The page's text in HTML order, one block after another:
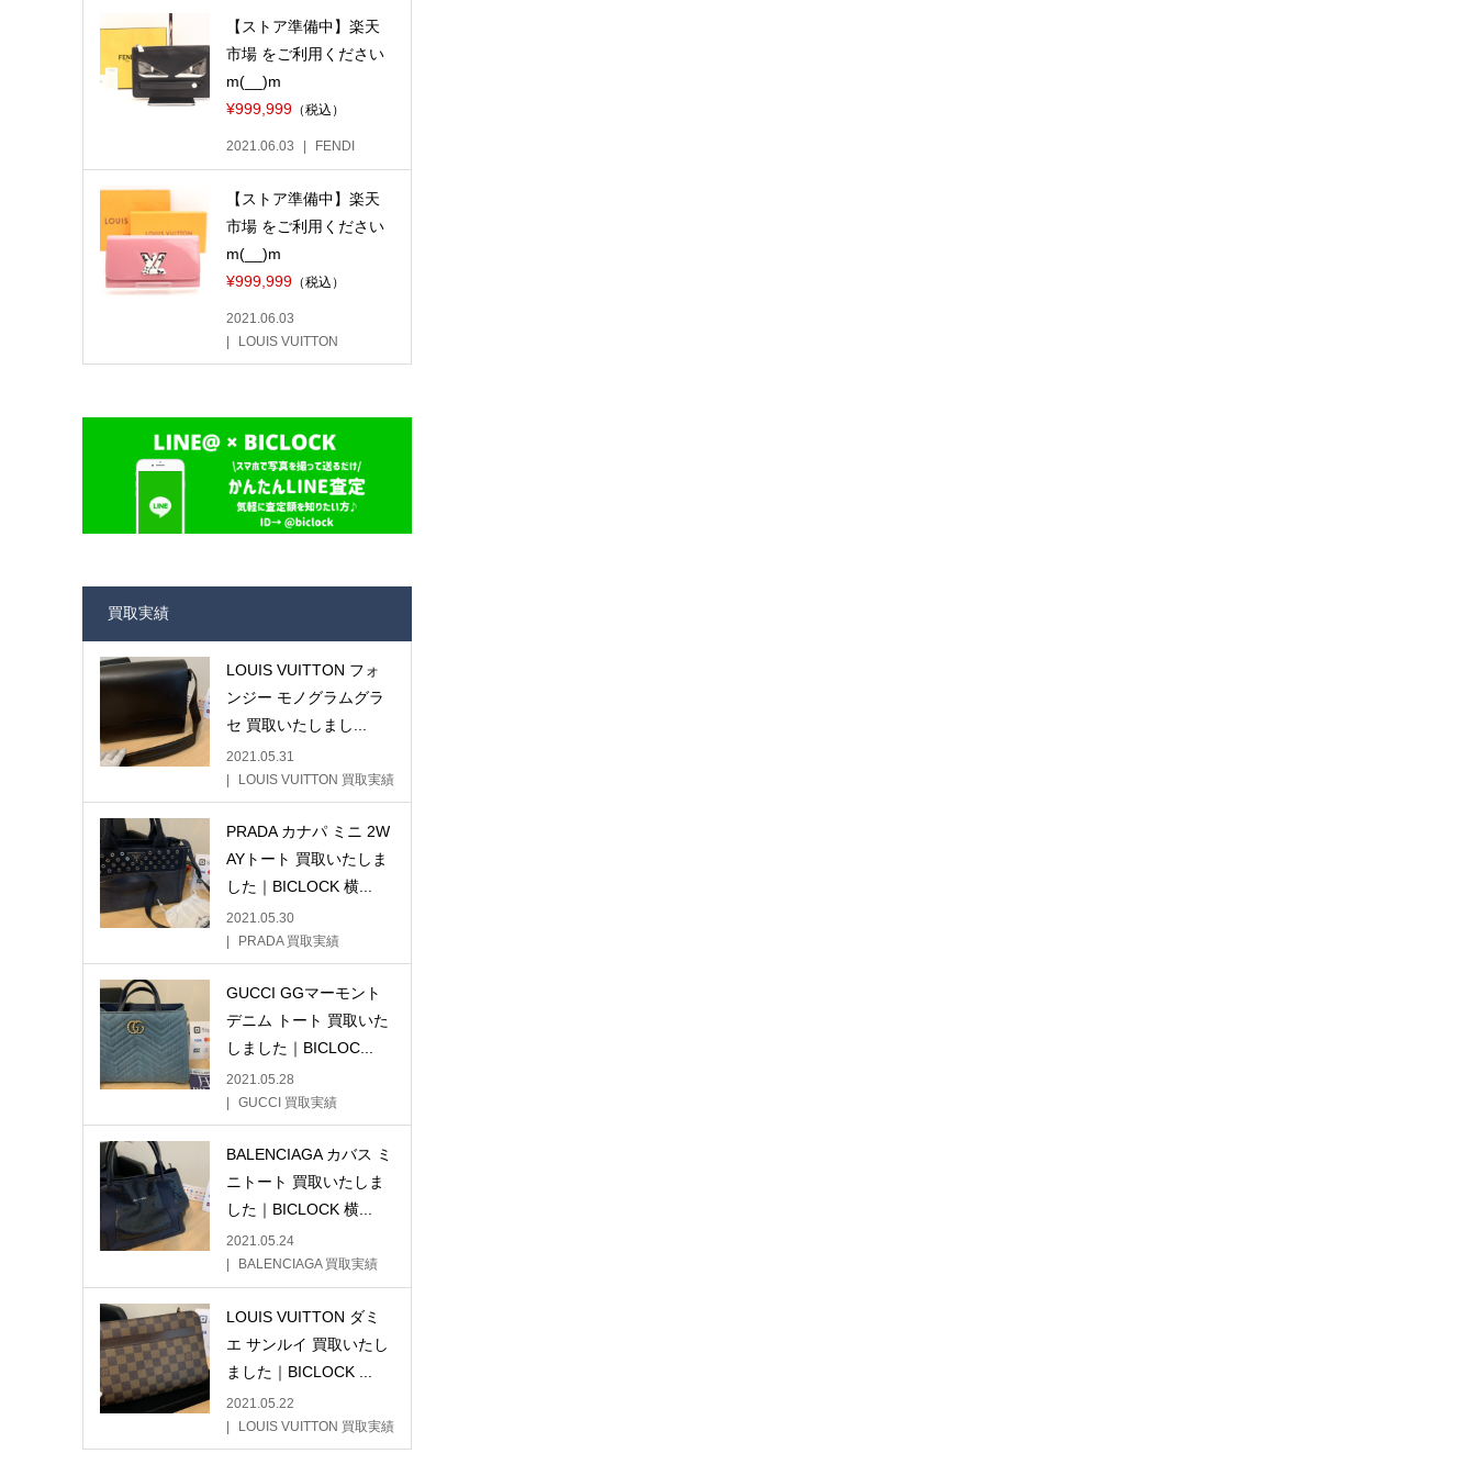
【ストア準備中】楽天
市場 をご利用ください
m(__)m
¥999,999（税込）
2021.06.03 FENDI
【ストア準備中】楽天
市場 をご利用ください
m(__)m
¥999,999（税込）
2021.06.03
LOUIS VUITTON
買取実績
LOUIS VUITTON フォ
ンジー モノグラムグラ
セ 買取いたしまし...
2021.05.31
LOUIS VUITTON 買取実績
PRADA カナパ ミニ 2W
AYトート 買取いたしま
した｜BICLOCK 横...
2021.05.30
PRADA 買取実績
GUCCI GGマーモント
デニム トート 買取いた
しました｜BICLOC...
2021.05.28
GUCCI 買取実績
BALENCIAGA カバス ミ
ニトート 買取いたしま
した｜BICLOCK 横...
2021.05.24
BALENCIAGA 買取実績
LOUIS VUITTON ダミ
エ サンルイ 買取いたし
ました｜BICLOCK ...
2021.05.22
LOUIS VUITTON 買取実績